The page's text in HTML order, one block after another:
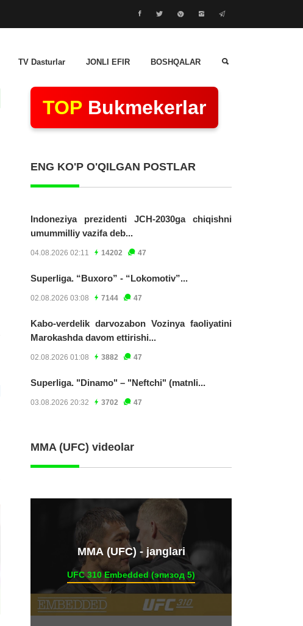
TV Dasturlar JONLI EFIR BOSHQALAR
TOP Bukmekerlar
ENG KO'P O'QILGAN POSTLAR
Indoneziya prezidenti JCH-2030ga chiqishni
umummilliy vazifa deb...
04.08.2026 02:11 14202 47
Superliga. “Buxoro” - “Lokomotiv”...
02.08.2026 03:08 7144 47
Kabo-verdelik darvozabon Vozinya faoliyatini
Marokashda davom ettirishi...
02.08.2026 01:08 3882 47
Superliga. "Dinamo" – "Neftchi" (matnli...
03.08.2026 20:32 3702 47
MMA (UFC) videolar
ММА (UFC) - janglari
UFC 310 Embedded (эпизод 5)